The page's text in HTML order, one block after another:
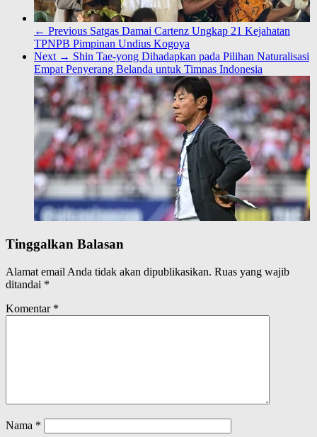
← Previous Satgas Damai Cartenz Ungkap 21 Kejahatan
TPNPB Pimpinan Undius Kogoya
Next → Shin Tae-yong Dihadapkan pada Pilihan Naturalisasi
Empat Penyerang Belanda untuk Timnas Indonesia
Tinggalkan Balasan
Alamat email Anda tidak akan dipublikasikan. Ruas yang wajib
ditandai *
Komentar *
Nama *